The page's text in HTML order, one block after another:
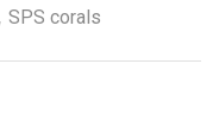
SPS corals